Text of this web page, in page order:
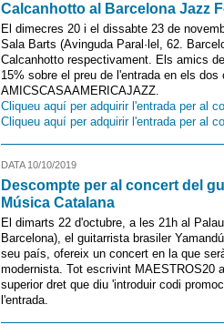
Calcanhotto al Barcelona Jazz
El dimecres 20 i el dissabte 23 de
Sala Barts (Avinguda Paral·lel, 62.
Calcanhotto respectivament. Els amics
15% sobre el preu de l'entrada en els
AMICSCASAAMERICAJAZZ.
Cliqueu aquí per adquirir l'entrada per al
Cliqueu aquí per adquirir l'entrada per al
DATA 10/10/2019
Descompte per al concert del
Música Catalana
El dimarts 22 d'octubre, a les 21h al
Barcelona), el guitarrista brasiler
seu país, ofereix un concert en la que
modernista. Tot escrivint MAESTROS20
superior dret que diu 'introduir codi
l'entrada.